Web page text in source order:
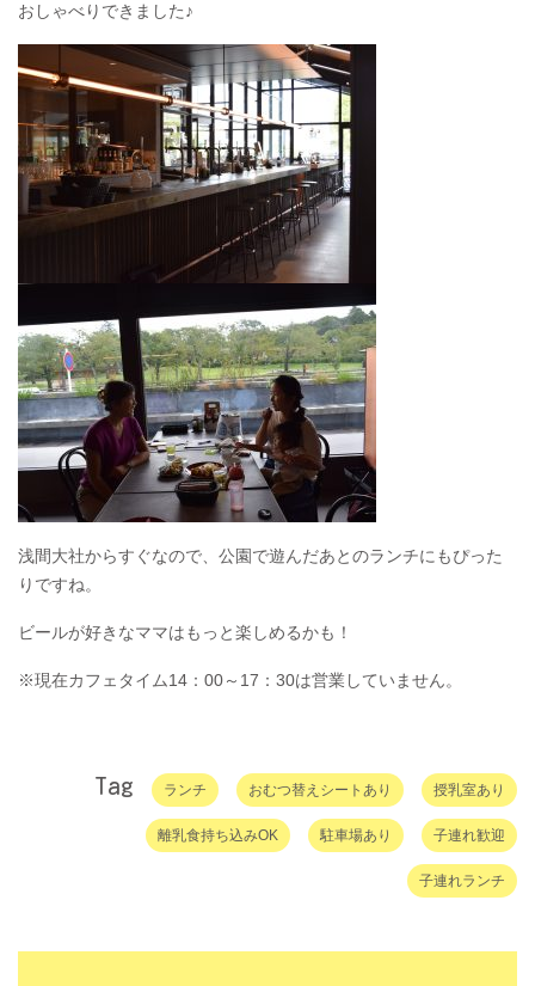
おしゃべりできました♪
浅間大社からすぐなので、公園で遊んだあとのランチにもぴった
りですね。
ビールが好きなママはもっと楽しめるかも！
※現在カフェタイム14：00～17：30は営業していません。
Tag ランチ おむつ替えシートあり 授乳室あり
離乳食持ち込みOK 駐車場あり 子連れ歓迎
子連れランチ